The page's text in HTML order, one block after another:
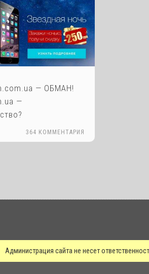
— ОБМАН!
—
364 КОММЕНТАРИЯ
Администрация сайта не несет